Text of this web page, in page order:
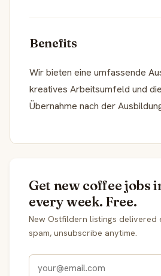
Benefits
Wir bieten eine umfassende
kreatives Arbeitsumfeld und
Übernahme nach der
Get new coffee jobs
every week. Free.
New Ostfildern listings delivered
spam, unsubscribe anytime.